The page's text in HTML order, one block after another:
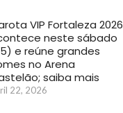
VIP Fortaleza 2026
neste sábado
e reúne grandes
no Arena
saiba mais
22, 2026